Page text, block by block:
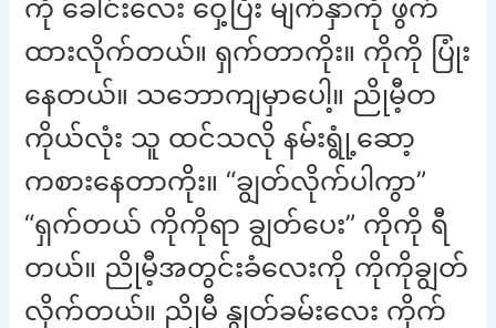
ကို ခေါင်းလေး ဝှေ့ပြီး မျက်နှာကို ဖွက်
ထားလိုက်တယ်။ ရှက်တာကိုး။ ကိုကို ပြုံး
နေတယ်။ သဘောကျမှာပေါ့။ ညိုမီ့တ
ကိုယ်လုံး သူ ထင်သလို နမ်းရွုံ့ဆော့
ကစားနေတာကိုး။ “ချွတ်လိုက်ပါကွာ”
“ရှက်တယ် ကိုကိုရာ ချွတ်ပေး” ကိုကို ရီ
တယ်။ ညိုမီ့အတွင်းခံလေးကို ကိုကိုချွတ်
လိုက်တယ်။ ညိုမီ နွုတ်ခမ်းလေး ကိုက်